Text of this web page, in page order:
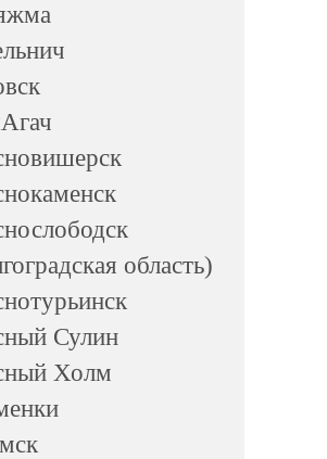
область)
Сулин
Холм